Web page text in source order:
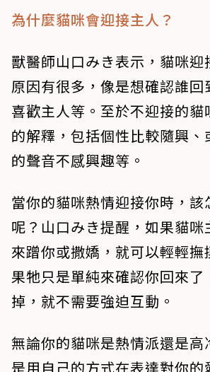
為什麼貓咪會迎接主人？
獸醫師山口みき表示，貓咪迎
原因有很多，像是想確認誰回
喜歡主人等。至於不迎接的貓
的解釋，包括個性比較隨興、
的聲音不感興趣等。
當你的貓咪熱情迎接你時，該
呢？山口みき提醒，如果貓咪
來蹭你或撒嬌，就可以輕輕撫
果牠只是單純來確認你回來了
掉，就不需要強迫互動。
無論你的貓咪是熱情派還是高
是用自己的方式在表達對你的